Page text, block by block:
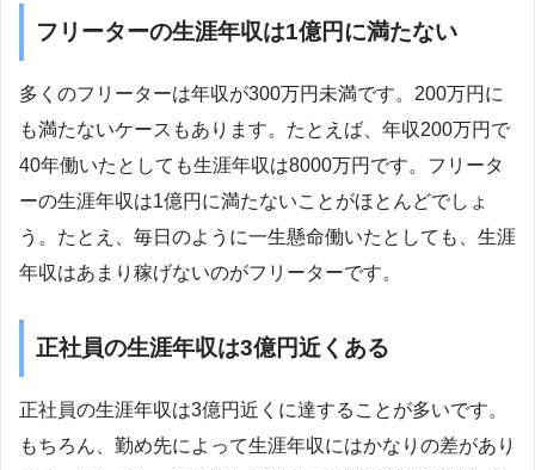
フリーターの生涯年収は1億円に満たない
多くのフリーターは年収が300万円未満です。200万円に
も満たないケースもあります。たとえば、年収200万円で
40年働いたとしても生涯年収は8000万円です。フリータ
ーの生涯年収は1億円に満たないことがほとんどでしょ
う。たとえ、毎日のように一生懸命働いたとしても、生涯
年収はあまり稼げないのがフリーターです。
正社員の生涯年収は3億円近くある
正社員の生涯年収は3億円近くに達することが多いです。
もちろん、勤め先によって生涯年収にはかなりの差があり